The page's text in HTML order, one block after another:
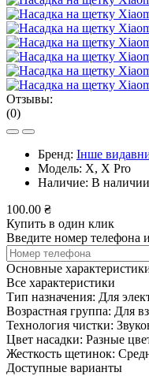
Отзывы:
(0)
Бренд: Інше
Модель: X, X Pro
Наличие: В наличии
100.00 ₴
Купить в один клик
Введите номер телефона
Основные
Все характеристики
Тип назначения: Для
Возрастная группа: Для
Технология чистки:
Цвет насадки: Разные
Жесткость щетинок:
Доступные варианты